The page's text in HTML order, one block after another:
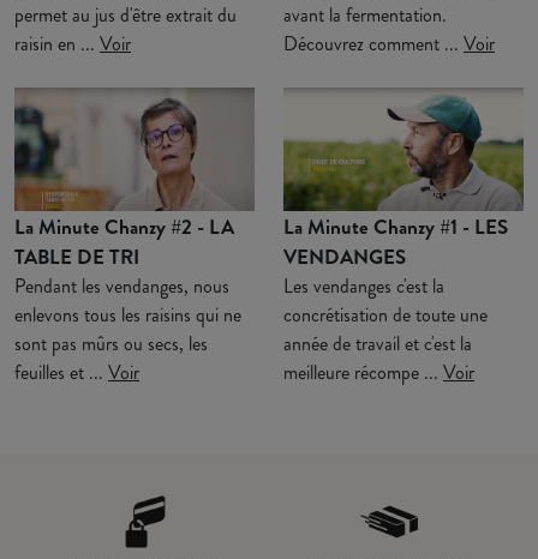
permet au jus d'être extrait du
raisin en ... Voir
avant la fermentation.
Découvrez comment ... Voir
La Minute Chanzy #2 - LA
TABLE DE TRI
Pendant les vendanges, nous
enlevons tous les raisins qui ne
sont pas mûrs ou secs, les
feuilles et ... Voir
La Minute Chanzy #1 - LES
VENDANGES
Les vendanges c'est la
concrétisation de toute une
année de travail et c'est la
meilleure récompe ... Voir